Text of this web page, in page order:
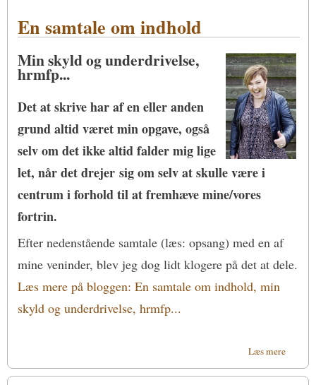
En samtale om indhold
Min skyld og underdrivelse,
hrmfp...
Det at skrive har af en eller anden
grund altid været min opgave, også
selv om det ikke altid falder mig lige
let, når det drejer sig om selv at skulle være i
centrum i forhold til at fremhæve mine/vores
fortrin.
Efter nedenstående samtale (læs: opsang) med en af
mine veninder, blev jeg dog lidt klogere på det at dele.
Læs mere på bloggen: En samtale om indhold, min
skyld og underdrivelse, hrmfp...
Læs mereom En
samtale
om